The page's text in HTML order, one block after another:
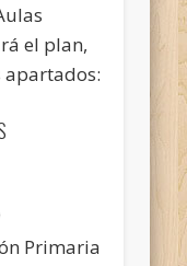
el plan,
apartados:
Primaria